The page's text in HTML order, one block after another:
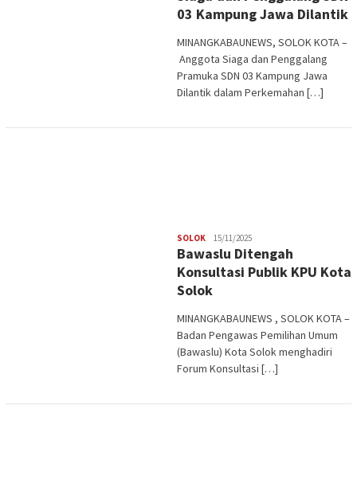
03 Kampung Jawa Dilantik
MINANGKABAUNEWS, SOLOK KOTA –
Anggota Siaga dan Penggalang
Pramuka SDN 03 Kampung Jawa
Dilantik dalam Perkemahan […]
SOLOKRedaksi
15/11/2025
Bawaslu Ditengah
Konsultasi Publik KPU Kota
Solok
MINANGKABAUNEWS , SOLOK KOTA –
Badan Pengawas Pemilihan Umum
(Bawaslu) Kota Solok menghadiri
Forum Konsultasi […]